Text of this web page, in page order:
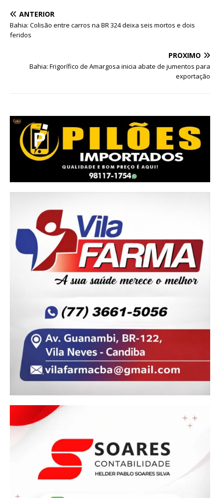
ANTERIOR
Bahia: Colisão entre carros na BR 324 deixa seis mortos e dois
feridos
PRÓXIMO
Bahia: Frigorífico de Amargosa inicia abate de jumentos para
exportação